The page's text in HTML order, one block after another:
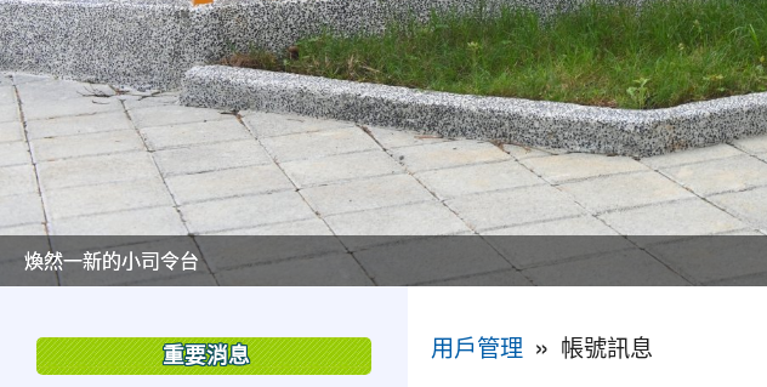
美麗的操場是我們活力的來源
美麗的操場是我們活力的來源
煥然一新的小司令台
煥然一新的小司令台
富含桃園埤塘田園風光意象的中廊
富含桃園埤塘田園風光意象的中廊
嶄新的中庭廣場
嶄新的中庭廣場
水生池生生不息
水生池生生不息
用戶管理 » 帳號訊息
重要消息